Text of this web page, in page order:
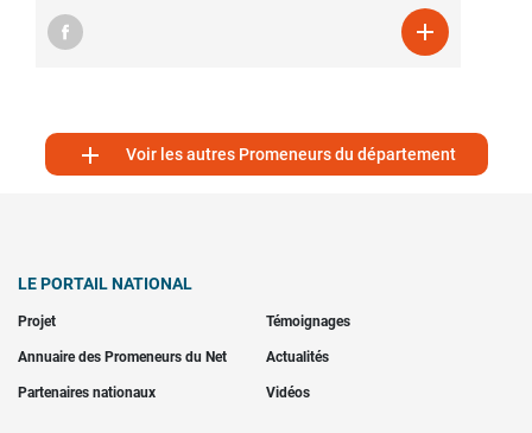

 Voir les autres Promeneurs du département
LE PORTAIL NATIONAL
Projet Témoignages
Annuaire des Promeneurs du Net Actualités
Partenaires nationaux Vidéos